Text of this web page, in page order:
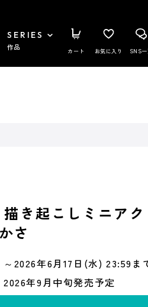
SERIES
作品 カート お気に入り SNS
き起こしミニアク
さ
～2026年6月17日(水) 23:59ま
2026年9月中旬発売予定